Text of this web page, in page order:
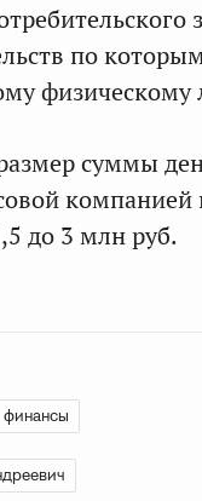
по
суммы
компанией
до 3 млн руб.
финансы